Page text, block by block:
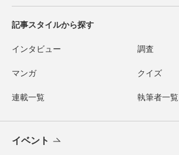
記事スタイルから探す
インタビュー 調査
マンガ クイズ
連載一覧 執筆者一覧
イベント